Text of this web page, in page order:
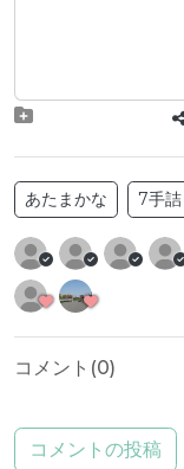
あたまかな 7手詰
コメント(0)
コメントの投稿